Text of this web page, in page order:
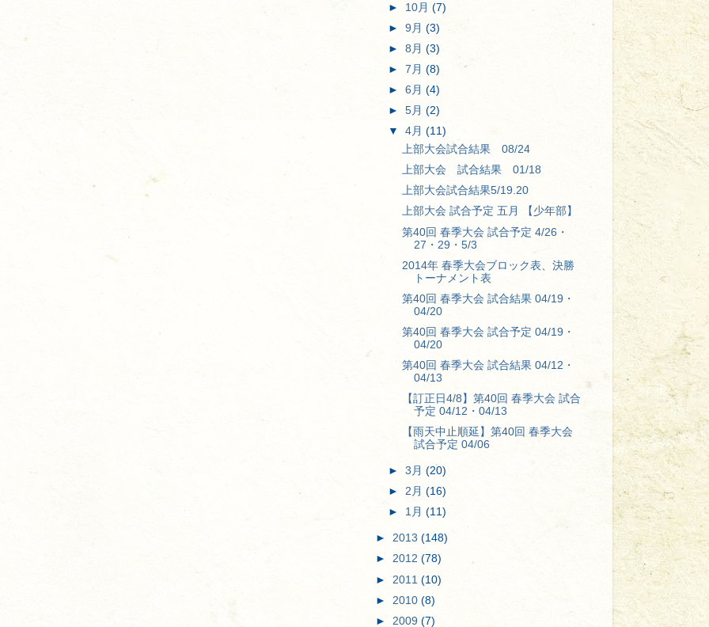
► 10月(7)
►9月(3)
►8月(3)
►7月(8)
►6月(4)
►5月(2)
▼4月(11)
上部大会試合結果 08/24
上部大会 試合結果 01/18
上部大会試合結果5/19.20
上部大会 試合予定 五月 【少年部】
第40回 春季大会 試合予定 4/26・
27・29・5/3
2014年 春季大会ブロック表、決勝
トーナメント表
第40回 春季大会 試合結果 04/19・
04/20
第40回 春季大会 試合予定 04/19・
04/20
第40回 春季大会 試合結果 04/12・
04/13
【訂正日4/8】第40回 春季大会 試合
予定 04/12・04/13
【雨天中止順延】第40回 春季大会
試合予定 04/06
►3月(20)
►2月(16)
► 1月(11)
► 2013 (148)
► 2012 (78)
► 2011 (10)
► 2010 (8)
► 2009 (7)